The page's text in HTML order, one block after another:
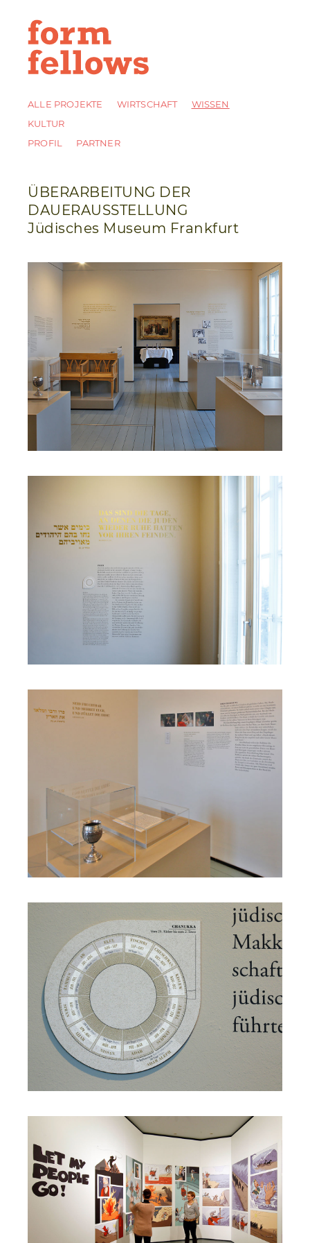
ALLE PROJEKTE WIRTSCHAFT
WISSEN
KULTUR
PROFIL
PARTNER
ÜBERARBEITUNG DER
DAUERAUSSTELLUNG
Jüdisches Museum Frankfurt